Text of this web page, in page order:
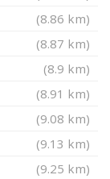
(8.86 km)
(8.87 km)
(8.9 km)
(8.91 km)
(9.08 km)
(9.13 km)
(9.25 km)